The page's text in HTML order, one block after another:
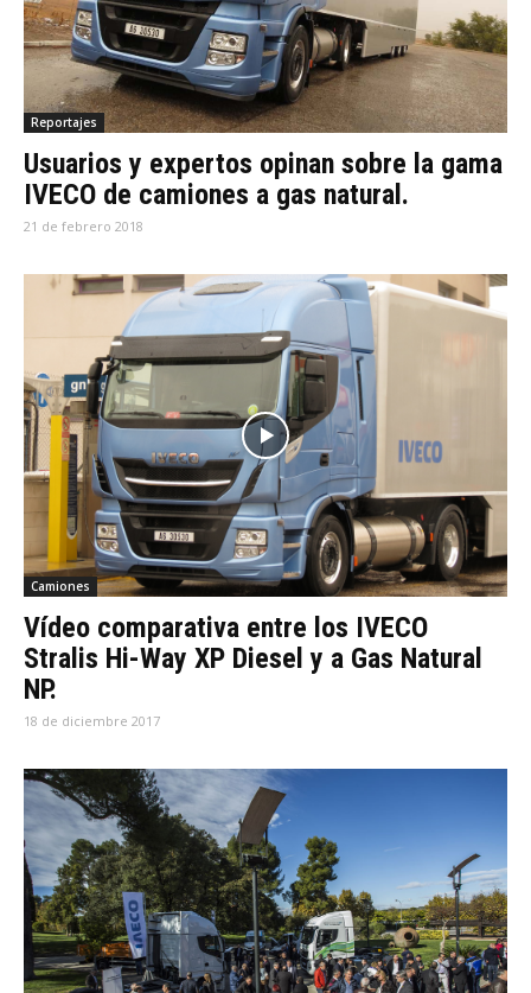
Reportajes
Usuarios y expertos opinan sobre la gama
IVECO de camiones a gas natural.
21 de febrero 2018
Camiones
Vídeo comparativa entre los IVECO
Stralis Hi-Way XP Diesel y a Gas Natural
NP.
18 de diciembre 2017